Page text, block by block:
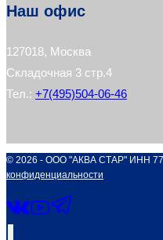
Наш офис
127018, Москва
Складочная 3 стр.4
Тел.: +7(495)504-06-46
© 2026 - ООО "АКВА СТАР" ИНН
конфиденциальности